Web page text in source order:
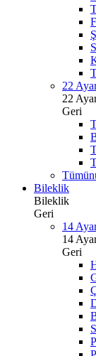
22
22
Geri
Bileklik
Bileklik
Geri
14
14
Geri